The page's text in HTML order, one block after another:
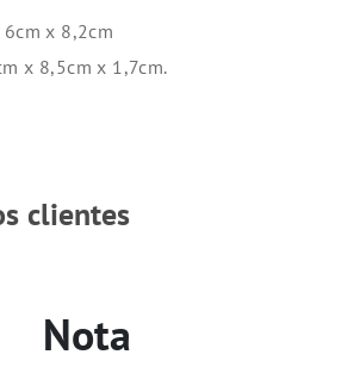
x 8,2cm
x 8,5cm x 1,7cm.
clientes
Nota